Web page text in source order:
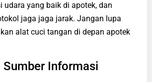
udara yang baik di apotek, dan
jaga jaga jarak. Jangan lupa
alat cuci tangan di depan apotek
Informasi